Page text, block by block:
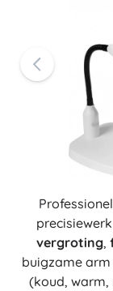
vergroting,
buigzame arm
(koud,